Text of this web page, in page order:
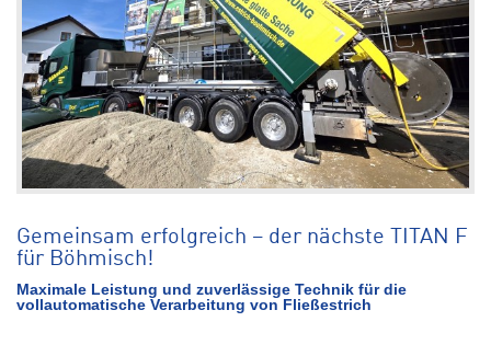
Gemeinsam erfolgreich – der nächste TITAN F
für Böhmisch!
Maximale Leistung und zuverlässige Technik für die
vollautomatische Verarbeitung von Fließestrich